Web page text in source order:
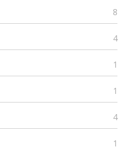
8
4
1
1
4
1